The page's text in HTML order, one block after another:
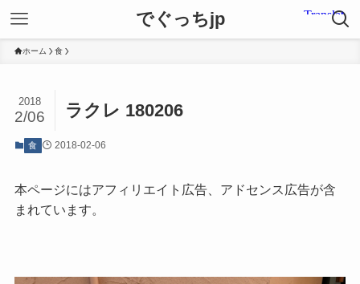
でぐっちjp
ホーム 食
ラクレ 180206
2018
2/06
食 2018-02-06
本ページにはアフィリエイト広告、アドセンス広告が含
まれています。